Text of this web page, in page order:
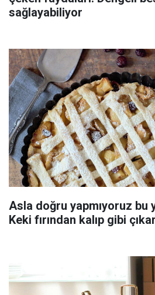
sağlayabiliyor
Asla doğru yapmıyoruz bu
Keki fırından kalıp gibi